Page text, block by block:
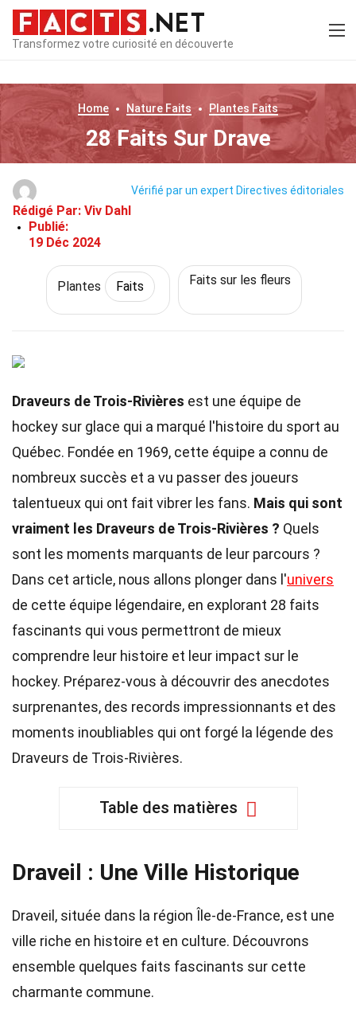
Transformez votre curiosité en découverte
Home Nature Faits Plantes Faits
28 Faits Sur Drave
Rédigé Par: Viv Dahl
Publié:
19 Déc 2024
Vérifié par un expert Directives éditoriales
Plantes Faits Faits sur les fleurs
Draveurs de Trois-Rivières est une équipe de
hockey sur glace qui a marqué l'histoire du sport au
Québec. Fondée en 1969, cette équipe a connu de
nombreux succès et a vu passer des joueurs
talentueux qui ont fait vibrer les fans. Mais qui sont
vraiment les Draveurs de Trois-Rivières ? Quels
sont les moments marquants de leur parcours ?
Dans cet article, nous allons plonger dans l'univers
de cette équipe légendaire, en explorant 28 faits
fascinants qui vous permettront de mieux
comprendre leur histoire et leur impact sur le
hockey. Préparez-vous à découvrir des anecdotes
surprenantes, des records impressionnants et des
moments inoubliables qui ont forgé la légende des
Draveurs de Trois-Rivières.
Table des matières
Draveil : Une Ville Historique
Draveil, située dans la région Île-de-France, est une
ville riche en histoire et en culture. Découvrons
ensemble quelques faits fascinants sur cette
charmante commune.